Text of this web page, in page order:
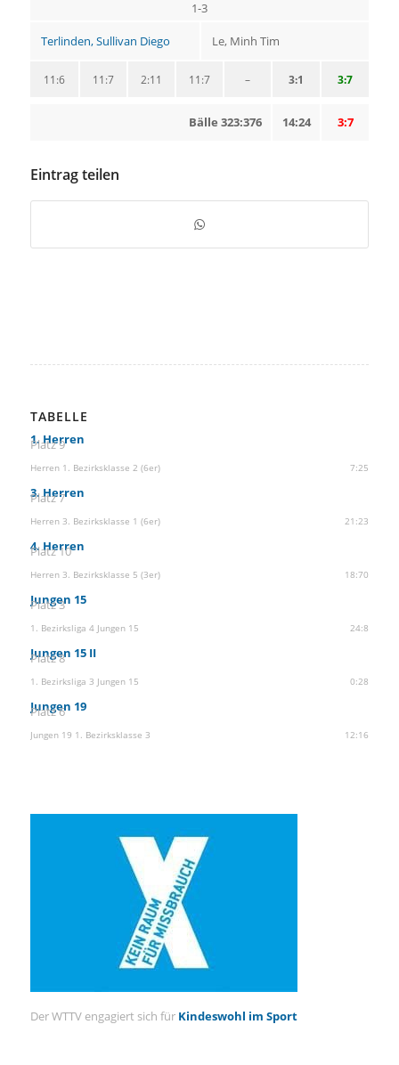
1-3
Terlinden, Sullivan Diego Le, Minh Tim
3:7
3:1
–
11:7
2:11
11:7
11:6
3:7
14:24
Bälle 323:376
Eintrag teilen
TABELLE
1. Herren
Platz 9
Herren 1. Bezirksklasse 2 (6er) 7:25
3. Herren
Platz 7
Herren 3. Bezirksklasse 1 (6er) 21:23
4. Herren
Platz 10
Herren 3. Bezirksklasse 5 (3er) 18:70
Jungen 15
Platz 3
1. Bezirksliga 4 Jungen 15 24:8
Jungen 15 II
Platz 8
1. Bezirksliga 3 Jungen 15 0:28
Jungen 19
Platz 6
Jungen 19 1. Bezirksklasse 3 12:16
Der WTTV engagiert sich für Kindeswohl im Sport